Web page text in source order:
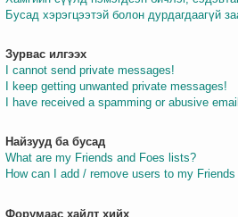
Бусад хэрэгцээтэй болон дурдагдаагүй
Зурвас илгээх
I cannot send private messages!
I keep getting unwanted private messages!
I have received a spamming or abusive
Найзууд ба бусад
What are my Friends and Foes lists?
How can I add / remove users to my
Форумаас хайлт хийх